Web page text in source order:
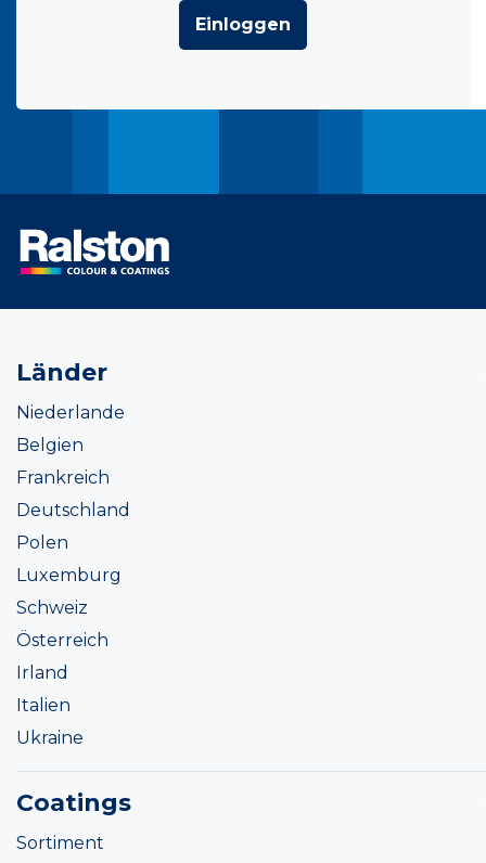
Einloggen
Länder
Niederlande
Belgien
Frankreich
Deutschland
Polen
Luxemburg
Schweiz
Österreich
Irland
Italien
Ukraine
Coatings
Sortiment